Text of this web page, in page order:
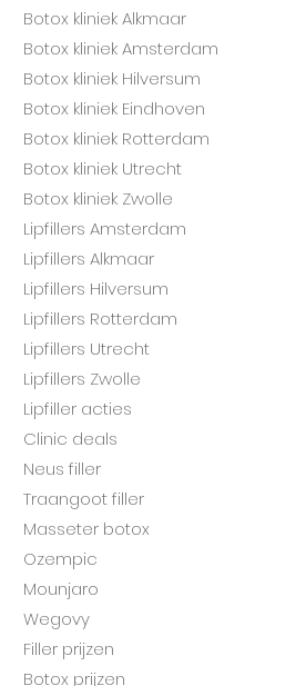
Botox kliniek Alkmaar
Botox kliniek Amsterdam
Botox kliniek Hilversum
Botox kliniek Eindhoven
Botox kliniek Rotterdam
Botox kliniek Utrecht
Botox kliniek Zwolle
Lipfillers Amsterdam
Lipfillers Alkmaar
Lipfillers Hilversum
Lipfillers Rotterdam
Lipfillers Utrecht
Lipfillers Zwolle
Lipfiller acties
Clinic deals
Neus filler
Traangoot filler
Masseter botox
Ozempic
Mounjaro
Wegovy
Filler prijzen
Botox prijzen